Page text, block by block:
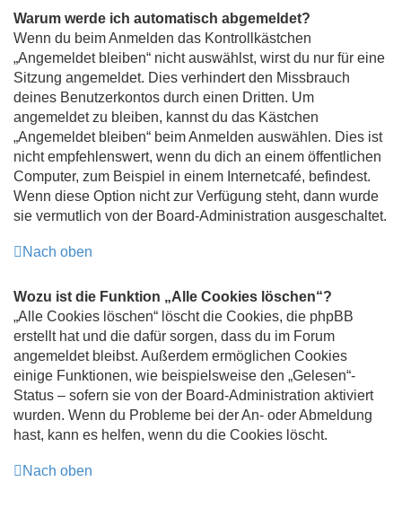
Warum werde ich automatisch abgemeldet?
Wenn du beim Anmelden das Kontrollkästchen
„Angemeldet bleiben“ nicht auswählst, wirst du nur für eine
Sitzung angemeldet. Dies verhindert den Missbrauch
deines Benutzerkontos durch einen Dritten. Um
angemeldet zu bleiben, kannst du das Kästchen
„Angemeldet bleiben“ beim Anmelden auswählen. Dies ist
nicht empfehlenswert, wenn du dich an einem öffentlichen
Computer, zum Beispiel in einem Internetcafé, befindest.
Wenn diese Option nicht zur Verfügung steht, dann wurde
sie vermutlich von der Board-Administration ausgeschaltet.
Nach oben
Wozu ist die Funktion „Alle Cookies löschen“?
„Alle Cookies löschen“ löscht die Cookies, die phpBB
erstellt hat und die dafür sorgen, dass du im Forum
angemeldet bleibst. Außerdem ermöglichen Cookies
einige Funktionen, wie beispielsweise den „Gelesen“-
Status – sofern sie von der Board-Administration aktiviert
wurden. Wenn du Probleme bei der An- oder Abmeldung
hast, kann es helfen, wenn du die Cookies löscht.
Nach oben